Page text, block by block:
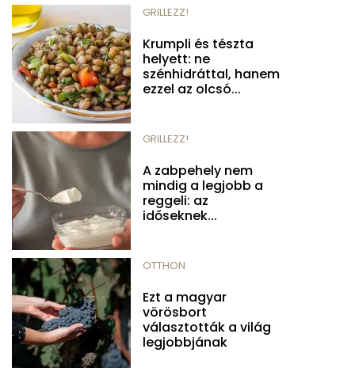
GRILLEZZ!
Krumpli és tészta
helyett: ne
szénhidráttal, hanem
ezzel az olcsó...
GRILLEZZ!
A zabpehely nem
mindig a legjobb a
reggeli: az
időseknek...
OTTHON
Ezt a magyar
vörösbort
választották a világ
legjobbjának